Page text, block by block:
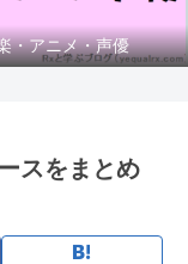
・アニメ・声優
スをまとめ